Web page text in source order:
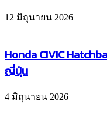
12 มิถุนายน 2026
Honda CIVIC
ญี่ปุ่น
4 มิถุนายน 2026